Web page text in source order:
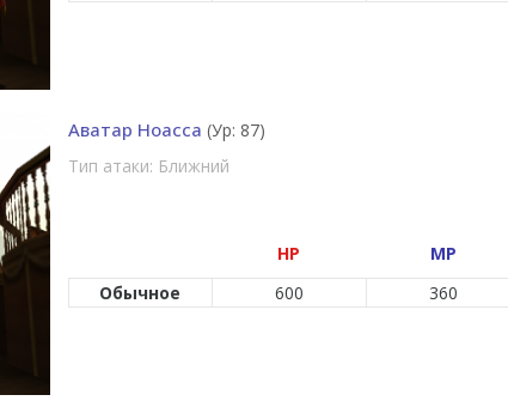
Аватар Ноасса (Ур: 87)
Тип атаки: Ближний
HP MP
Обычное
600 360